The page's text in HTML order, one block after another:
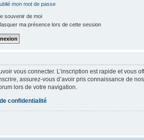
mon mot de passe
souvenir de moi
ma présence lors de cette session
vous connecter. L’inscription est rapide et
assurez-vous d’avoir pris connaissance de
lors de votre navigation.
confidentialité